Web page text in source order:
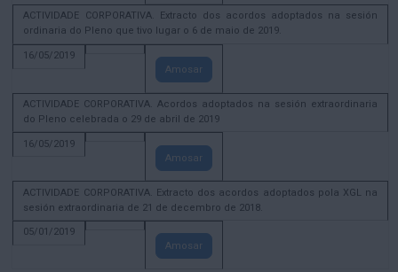
ACTIVIDADE CORPORATIVA. Extracto dos acordos adoptados na sesión
ordinaria do Pleno que tivo lugar o 6 de maio de 2019.
16/05/2019
Amosar
ACTIVIDADE CORPORATIVA. Acordos adoptados na sesión extraordinaria
do Pleno celebrada o 29 de abril de 2019
16/05/2019
Amosar
ACTIVIDADE CORPORATIVA. Extracto dos acordos adoptados pola XGL na
sesión extraordinaria de 21 de decembro de 2018.
05/01/2019
Amosar